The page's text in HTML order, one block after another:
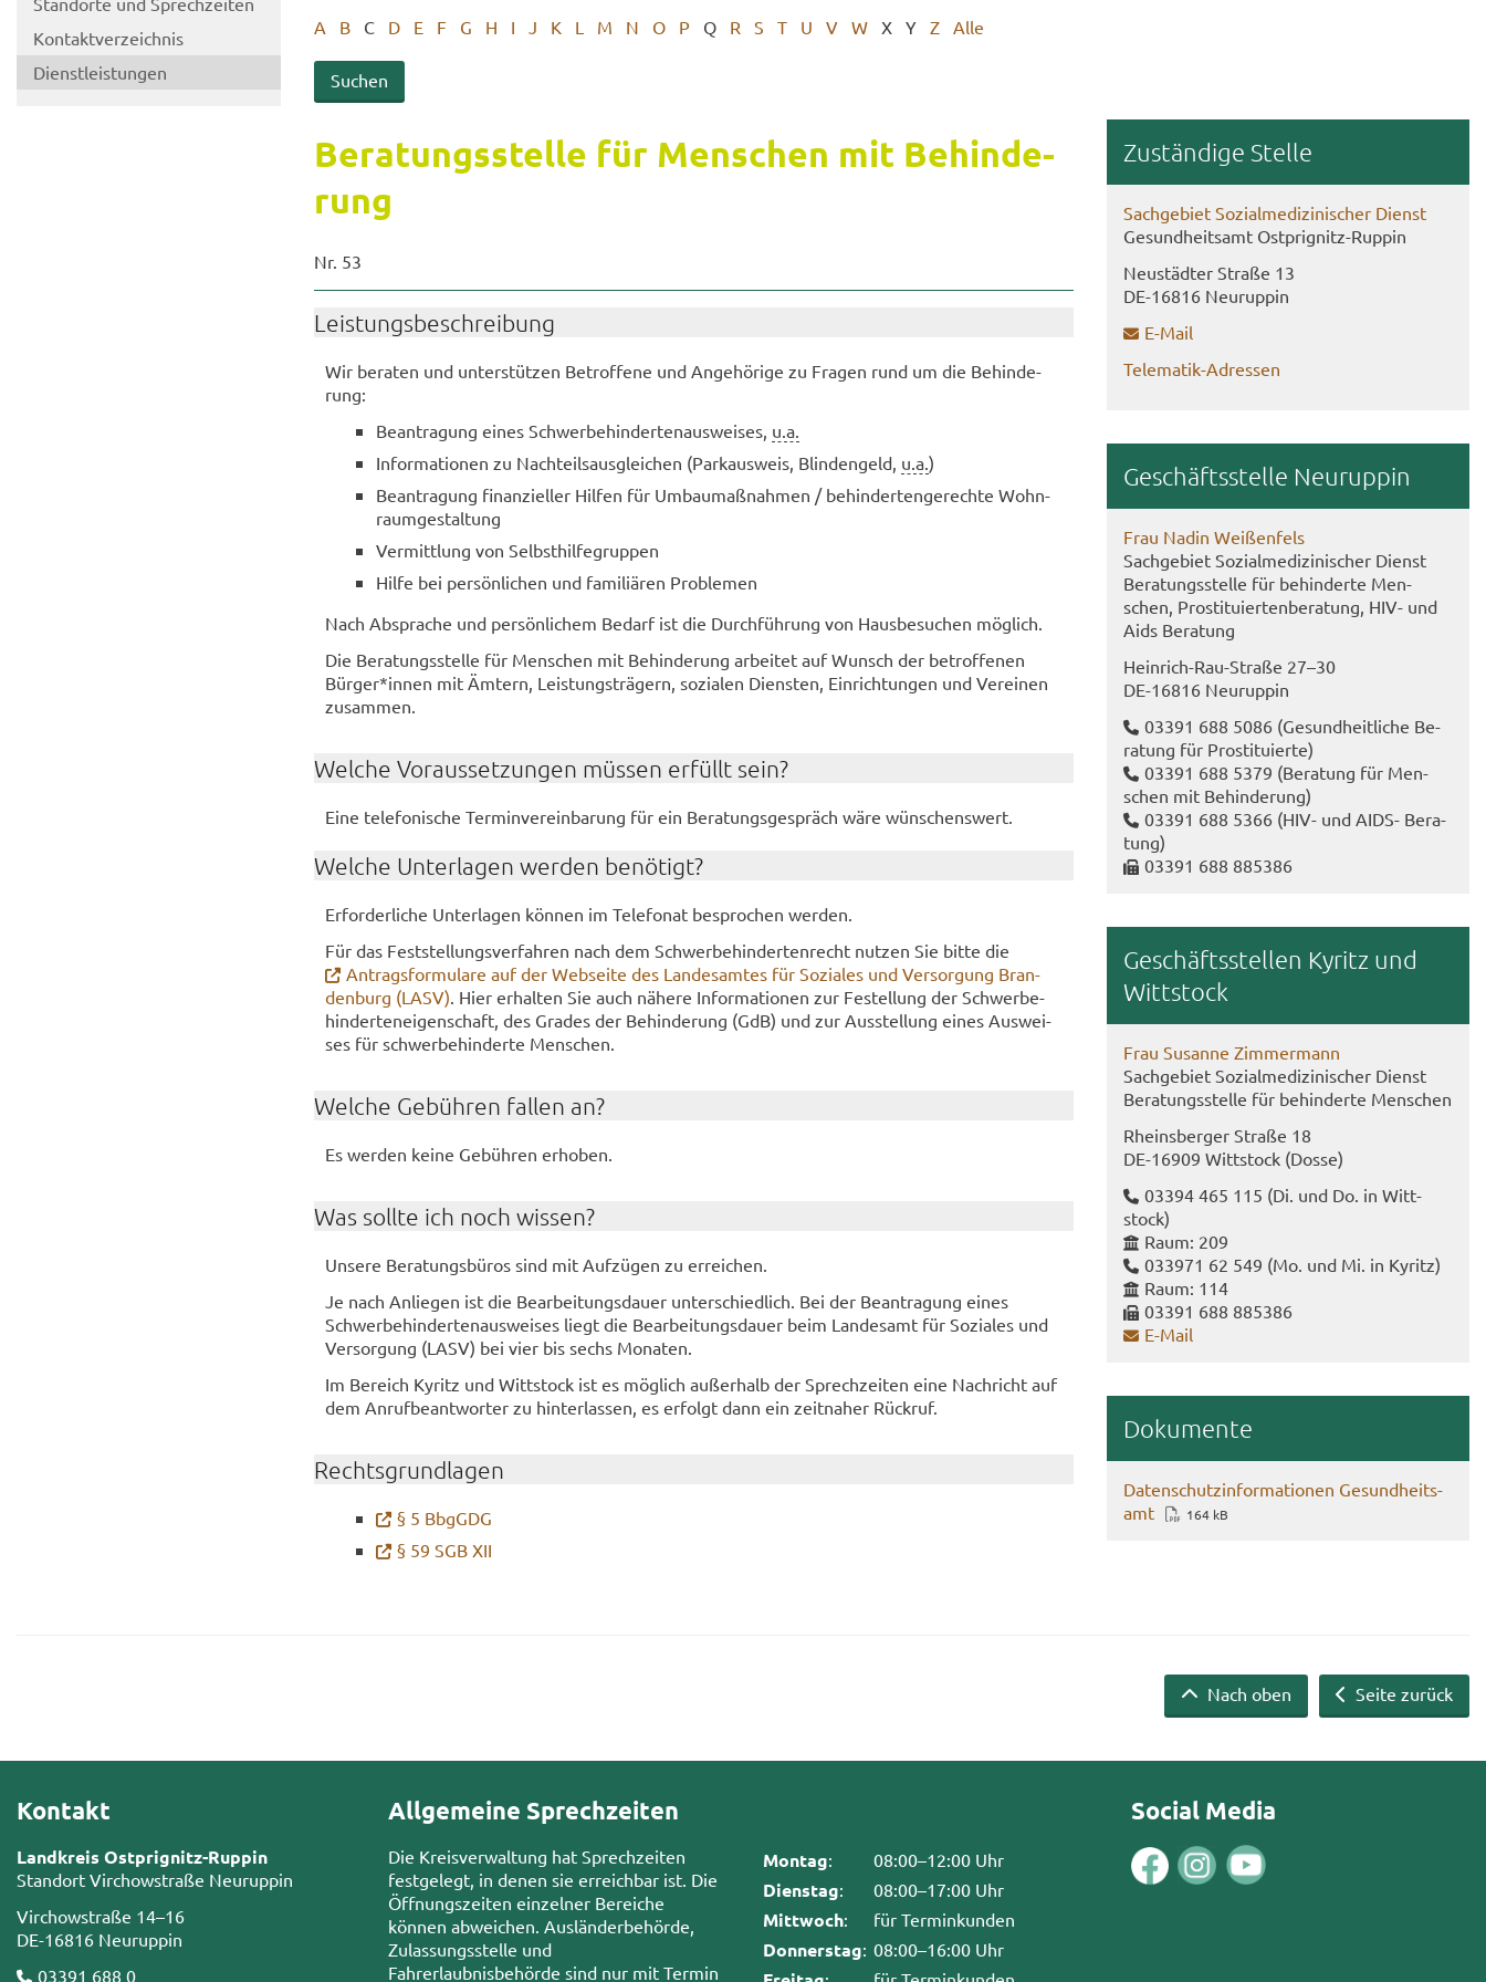
Kon­takt­ver­zeich­nis
Dienst­leis­tun­gen
A B C D E F G H I J K L M N O P Q R S T U V W X Y Z Alle
Be­ra­tungs­stel­le für Men­schen mit Be­hin­de­
rung
Nr. 53
Leis­tungs­be­schrei­bung
Wir be­ra­ten und un­ter­stüt­zen Be­trof­fe­ne und An­ge­hö­ri­ge zu Fra­gen rund um die Be­hin­de­
rung:
Be­an­tra­gung eines Schwer­be­hin­der­ten­aus­wei­ses, u.a.
In­for­ma­tio­nen zu Nach­teils­aus­glei­chen (Park­aus­weis, Blin­den­geld, u.a.)
Be­an­tra­gung fi­nan­zi­el­ler Hil­fen für Um­bau­maß­nah­men / be­hin­der­ten­ge­rech­te Wohn­
raum­ge­stal­tung
Ver­mitt­lung von Selbst­hil­fe­grup­pen
Hilfe bei per­sön­li­chen und fa­mi­liä­ren Pro­ble­men
Nach Ab­spra­che und per­sön­li­chem Be­darf ist die Durch­füh­rung von Haus­be­su­chen mög­lich.
Die Be­ra­tungs­stel­le für Men­schen mit Be­hin­de­rung ar­bei­tet auf Wunsch der be­trof­fe­nen
Bür­ger*innen mit Äm­tern, Leis­tungs­trä­gern, so­zia­len Diens­ten, Ein­rich­tun­gen und Ver­ei­nen
zu­sam­men.
Wel­che Vor­aus­set­zun­gen müs­sen er­füllt sein?
Eine te­le­fo­ni­sche Ter­min­ver­ein­ba­rung für ein Be­ra­tungs­ge­spräch wäre wün­schens­wert.
Wel­che Un­ter­la­gen wer­den be­nö­tigt?
Er­for­der­li­che Un­ter­la­gen kön­nen im Te­le­fo­nat be­spro­chen wer­den.
Für das Fest­stel­lungs­ver­fah­ren nach dem Schwer­be­hin­der­ten­recht nut­zen Sie bitte die
An­trags­for­mu­la­re auf der Web­sei­te des Lan­des­am­tes für So­zia­les und Ver­sor­gung Bran­
den­burg (LASV). Hier er­hal­ten Sie auch nä­he­re In­for­ma­tio­nen zur Festel­lung der Schwer­be­
hin­der­ten­ei­gen­schaft, des Gra­des der Be­hin­de­rung (GdB) und zur Aus­stel­lung eines Aus­wei­
ses für schwer­be­hin­der­te Men­schen.
Wel­che Ge­büh­ren fal­len an?
Es wer­den keine Ge­büh­ren er­ho­ben.
Was soll­te ich noch wis­sen?
Un­se­re Be­ra­tungs­bü­ros sind mit Auf­zü­gen zu er­rei­chen.
Je nach An­lie­gen ist die Be­ar­bei­tungs­dau­er un­ter­schied­lich. Bei der Be­an­tra­gung eines
Schwer­be­hin­der­ten­aus­wei­ses liegt die Be­ar­bei­tungs­dau­er beim Lan­des­amt für So­zia­les und
Ver­sor­gung (LASV) bei vier bis sechs Mo­na­ten.
Im Be­reich Ky­ritz und Witt­stock ist es mög­lich au­ßer­halb der Sprech­zei­ten eine Nach­richt auf
dem An­ruf­be­ant­wor­ter zu hin­ter­las­sen, es er­folgt dann ein zeit­na­her Rück­ruf.
Rechts­grund­la­gen
§ 5 Bb­gGDG
§ 59 SGB XII
Zu­stän­di­ge Stel­le
Sach­ge­biet So­zi­al­me­di­zi­ni­scher Dienst
Ge­sund­heits­amt Ostprignitz-​Ruppin
Neu­städ­ter Stra­ße 13
DE-​16816 Neu­rup­pin
E-​Mail
Telematik-​Adressen
Ge­schäfts­stel­le Neu­rup­pin
Frau Nadin Wei­ßen­fels
Sach­ge­biet So­zi­al­me­di­zi­ni­scher Dienst
Be­ra­tungs­stel­le für be­hin­der­te Men­
schen, Pro­sti­tu­ier­ten­be­ra­tung, HIV- und
Aids Be­ra­tung
Heinrich-​Rau-Straße 27–30
DE-​16816 Neu­rup­pin
03391 688 5086(Ge­sund­heit­li­che Be­
ra­tung für Pro­sti­tu­ier­te)
03391 688 5379 (Be­ra­tung für Men­
schen mit Be­hin­de­rung)
03391 688 5366(HIV- und AIDS- Be­ra­
tung)
03391 688 885386
Ge­schäfts­stel­len Ky­ritz und
Witt­stock
Frau Su­san­ne Zim­mer­mann
Sach­ge­biet So­zi­al­me­di­zi­ni­scher Dienst
Be­ra­tungs­stel­le für be­hin­der­te Men­schen
Rheins­ber­ger Stra­ße 18
DE-​16909 Witt­stock (Dosse)
03394 465 115 (Di. und Do. in Witt­
stock)
Raum: 209
033971 62 549 (Mo. und Mi. in Ky­ritz)
Raum: 114
03391 688 885386
E-​Mail
Do­ku­men­te
Da­ten­schutz­in­for­ma­tio­nen Ge­sund­heits­
amt
164 kB
Seite zurück
Nach oben
Kontakt
Landkreis Ostprignitz-Ruppin
Standort Virchowstraße Neuruppin
Virchowstraße 14–16
DE-16816 Neuruppin
03391 688 0
Allgemeine Sprechzeiten
Die Kreisverwaltung hat Sprechzeiten
festgelegt, in denen sie erreichbar ist. Die
Öffnungszeiten einzelner Bereiche
können abweichen. Ausländerbehörde,
Zulassungsstelle und
Fahrerlaubnisbehörde sind nur mit Termin
Montag: 08:00–12:00 Uhr
Dienstag: 08:00–17:00 Uhr
Mittwoch: für Terminkunden
Donnerstag: 08:00–16:00 Uhr
Social Media